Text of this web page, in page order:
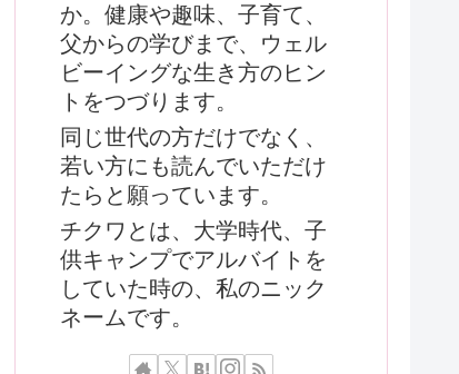
か。健康や趣味、子育て、
父からの学びまで、ウェル
ビーイングな生き方のヒン
トをつづります。
同じ世代の方だけでなく、
若い方にも読んでいただけ
たらと願っています。
チクワとは、大学時代、子
供キャンプでアルバイトを
していた時の、私のニック
ネームです。